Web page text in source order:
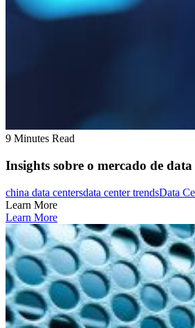
9 Minutes Read
Insights sobre o mercado de
china data centersdata center trendsData
Learn More
Learn More